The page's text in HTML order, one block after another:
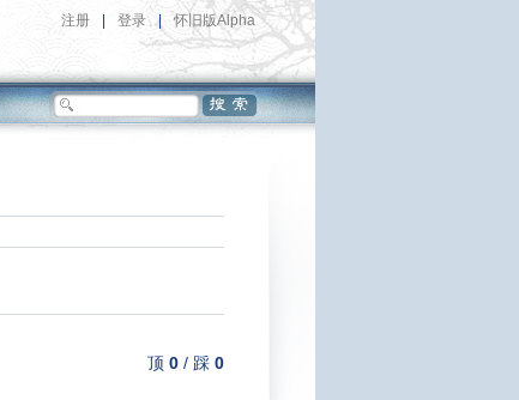
注册 登录 | 怀旧版Alpha
顶 0/ 踩 0